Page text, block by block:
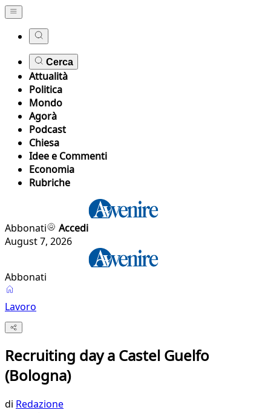
Cerca
Attualità
Politica
Mondo
Agorà
Podcast
Chiesa
Idee e Commenti
Economia
Rubriche
Abbonati
Accedi
August 7, 2026
Abbonati
Lavoro
Recruiting day a Castel Guelfo
(Bologna)
di Redazione